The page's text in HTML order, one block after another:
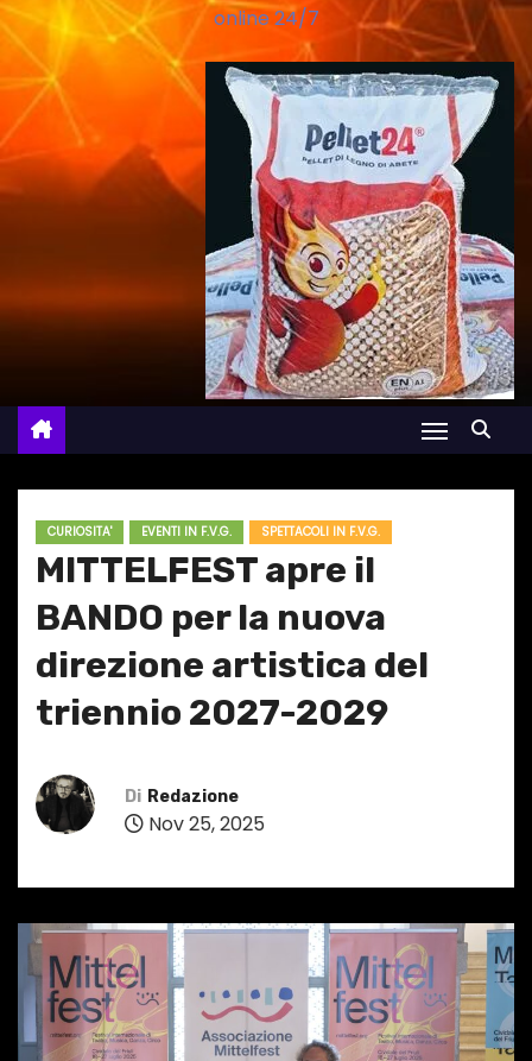
online 24/7
CURIOSITA' EVENTI IN F.V.G. SPETTACOLI IN F.V.G.
MITTELFEST apre il
BANDO per la nuova
direzione artistica del
triennio 2027-2029
Di Redazione
Nov 25, 2025